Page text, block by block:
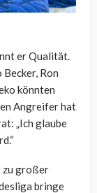
er Qualität.
Ron
könnten
Angreifer hat
„Ich glaube
zu großer
bringe